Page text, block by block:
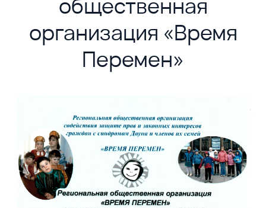
организация «Время
Перемен»